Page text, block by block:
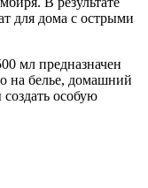
для дома с острыми
мл предназначен
на белье, домашний
особую